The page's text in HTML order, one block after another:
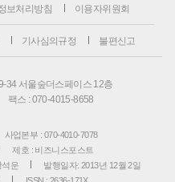
보처리방침 이용자위원회
기사심의규정 불편신고
34 서울숲더스페이스 12층
팩스 : 070-4015-8658
사업본부 : 070-4010-7078
제호 : 비즈니스포스트
석운
발행일자: 2013년 12월 2일